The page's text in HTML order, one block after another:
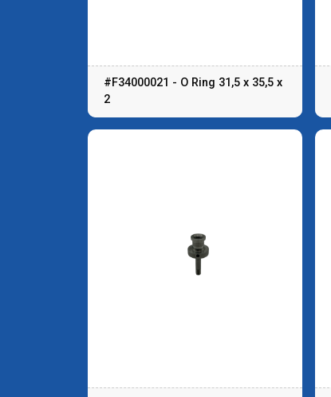
#F34000021 - O Ring 31,5 x 35,5 x
2